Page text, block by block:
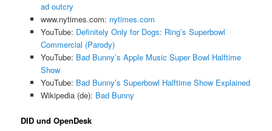
ad outcry
www.nytimes.com: nytimes.com
YouTube: Definitely Only for Dogs: Ring’s Superbowl
Commercial (Parody)
YouTube: Bad Bunny’s Apple Music Super Bowl Halftime
Show
YouTube: Bad Bunny’s Superbowl Halftime Show Explained
Wikipedia (de): Bad Bunny
DID und OpenDesk